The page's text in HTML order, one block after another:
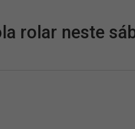
rolar neste